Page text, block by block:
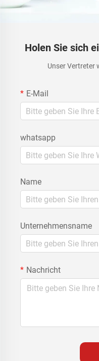
Holen Sie sich
Unser Vertreter
E-Mail
whatsapp
Name
Unternehmensname
Nachricht